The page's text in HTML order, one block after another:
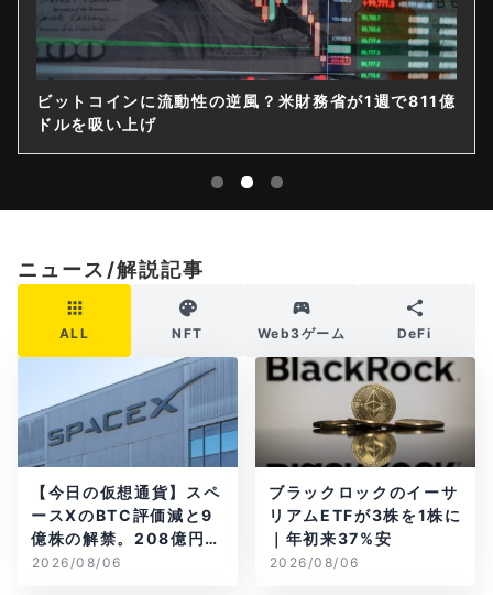
ビットコインに流動性の逆風？米財務省が1週で811億
ドルを吸い上げ
ニュース/解説記事
ALL NFT Web3ゲーム DeFi
【今日の仮想通貨】スペ
ースXのBTC評価減と9
億株の解禁。208億円相
当のBTCが盗難
2026/08/06
ブラックロックのイーサ
リアムETFが3株を1株に
｜年初来37%安
2026/08/06